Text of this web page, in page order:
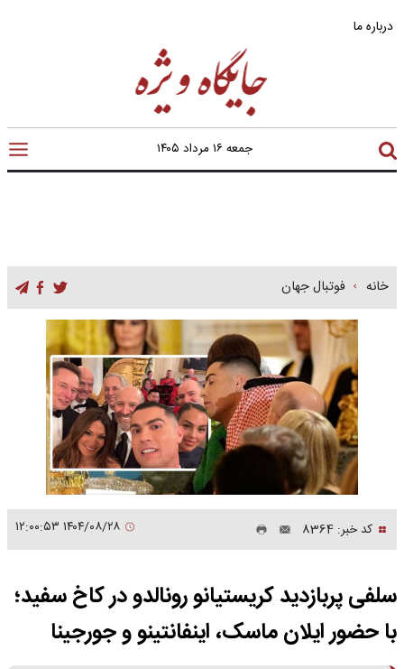
درباره ما
جمعه ۱۶ مرداد ۱۴۰۵
خانه فوتبال جهان
کد خبر: 8364
سلفی پربازدید کریستیانو رونالدو در کاخ سفید؛
با حضور ایلان ماسک، اینفانتینو و جورجینا